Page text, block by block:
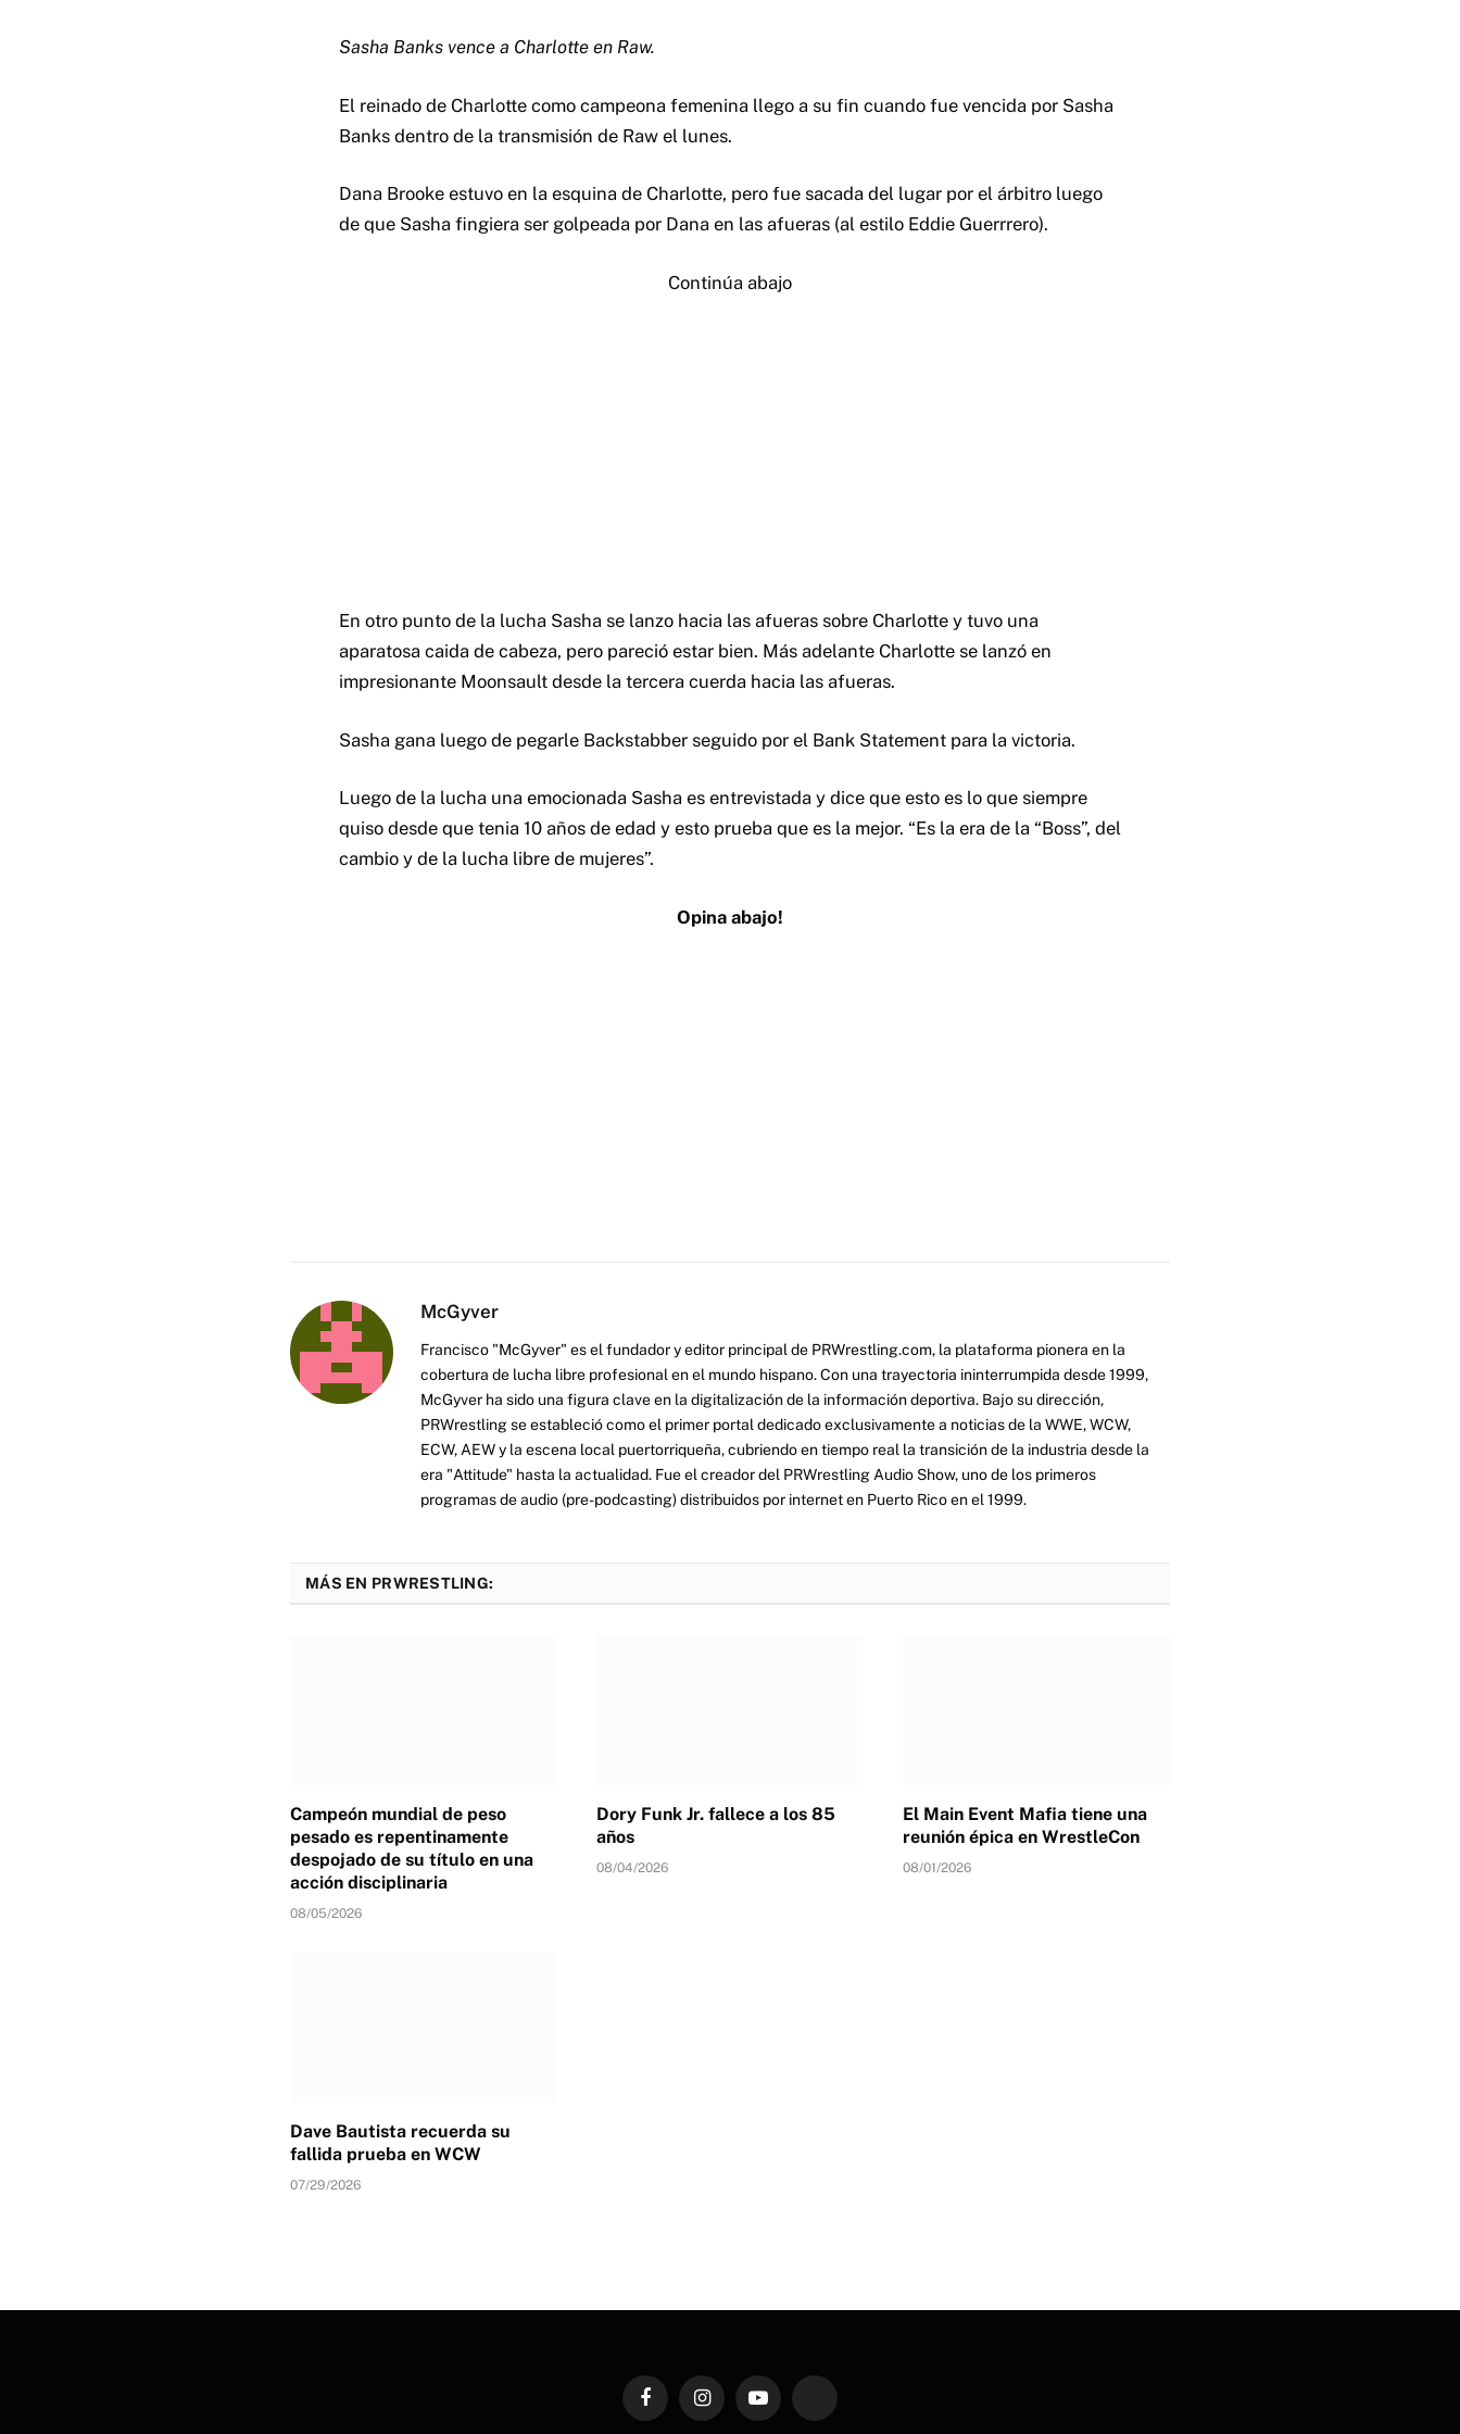
Sasha Banks vence a Charlotte en Raw.
El reinado de Charlotte como campeona femenina llego a su fin cuando fue vencida por Sasha
Banks dentro de la transmisión de Raw el lunes.
Dana Brooke estuvo en la esquina de Charlotte, pero fue sacada del lugar por el árbitro luego
de que Sasha fingiera ser golpeada por Dana en las afueras (al estilo Eddie Guerrrero).
Continúa abajo
En otro punto de la lucha Sasha se lanzo hacia las afueras sobre Charlotte y tuvo una
aparatosa caida de cabeza, pero pareció estar bien. Más adelante Charlotte se lanzó en
impresionante Moonsault desde la tercera cuerda hacia las afueras.
Sasha gana luego de pegarle Backstabber seguido por el Bank Statement para la victoria.
Luego de la lucha una emocionada Sasha es entrevistada y dice que esto es lo que siempre
quiso desde que tenia 10 años de edad y esto prueba que es la mejor. “Es la era de la “Boss”, del
cambio y de la lucha libre de mujeres”.
Opina abajo!
McGyver
Francisco "McGyver" es el fundador y editor principal de PRWrestling.com, la plataforma pionera en la
cobertura de lucha libre profesional en el mundo hispano. Con una trayectoria ininterrumpida desde 1999,
McGyver ha sido una figura clave en la digitalización de la información deportiva. Bajo su dirección,
PRWrestling se estableció como el primer portal dedicado exclusivamente a noticias de la WWE, WCW,
ECW, AEW y la escena local puertorriqueña, cubriendo en tiempo real la transición de la industria desde la
era "Attitude" hasta la actualidad. Fue el creador del PRWrestling Audio Show, uno de los primeros
programas de audio (pre-podcasting) distribuidos por internet en Puerto Rico en el 1999.
MÁS EN PRWRESTLING:
Campeón mundial de peso
pesado es repentinamente
despojado de su título en una
acción disciplinaria
08/05/2026
Dory Funk Jr. fallece a los 85
años
08/04/2026
El Main Event Mafia tiene una
reunión épica en WrestleCon
08/01/2026
Dave Bautista recuerda su
fallida prueba en WCW
07/29/2026
FacebookInstagramYouTube TikTok